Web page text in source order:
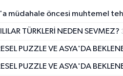
Universite Paris I Panteon
izledi. İÜ Sosyal Bilimler
görevlerinde bulundu. İş
Grup Başkanı gibi
müdahale öncesi muhtemel
TÜRKLERİ NEDEN SEVMEZ?
PUZZLE VE ASYA'DA
PUZZLE VE ASYA'DA